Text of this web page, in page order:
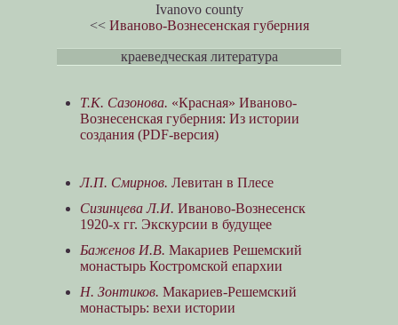
Ivanovo county
<< Иваново-Вознесенская губерния
краеведческая литература
Т.К. Сазонова. «Красная» Иваново-
Вознесенская губерния: Из истории
создания (PDF-версия)
Л.П. Смирнов. Левитан в Плесе
Сизинцева Л.И. Иваново-Вознесенск
1920-х гг. Экскурсии в будущее
Баженов И.В. Макариев Решемский
монастырь Костромской епархии
H. Зонтиков. Макариев-Решемский
монастырь: вехи истории